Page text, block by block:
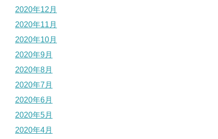
2020年12月
2020年11月
2020年10月
2020年9月
2020年8月
2020年7月
2020年6月
2020年5月
2020年4月